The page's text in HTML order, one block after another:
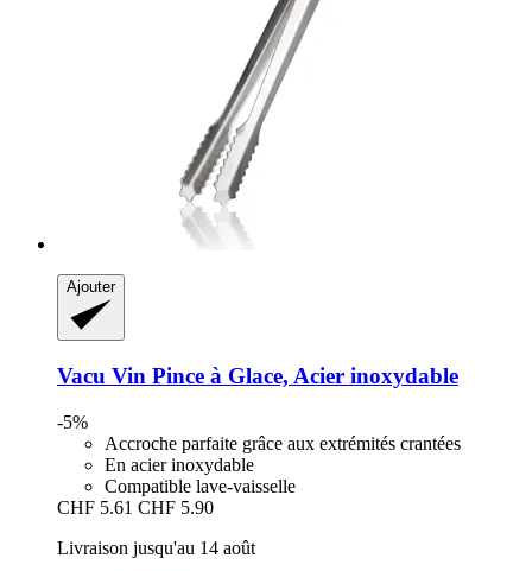
Ajouter
Vacu Vin Pince à Glace, Acier inoxydable
-5%
Accroche parfaite grâce aux extrémités crantées
En acier inoxydable
Compatible lave-vaisselle
CHF 5.61 CHF 5.90
Livraison jusqu'au 14 août